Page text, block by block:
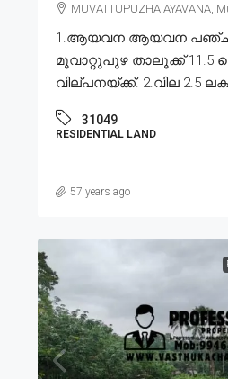
MUVATTUPUZHA,AYAVANA,
1.ആയവന ആയവന
മൂവാറ്റുപുഴ താലൂക്ക് 11.5
വില്പനയ്ക്ക്. 2.വില 2.5
31049
RESIDENTIAL LAND
57 years ago